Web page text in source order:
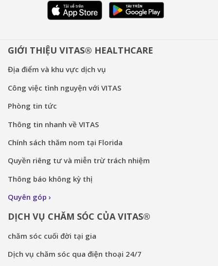
GIỚI THIỆU VITAS® HEALTHCARE
Địa điểm và khu vực dịch vụ
Công việc tình nguyện với VITAS
Phòng tin tức
Thông tin nhanh về VITAS
Chính sách thăm nom tại Florida
Quyền riêng tư và miễn trừ trách nhiệm
Thông báo không kỳ thị
Quyên góp
DỊCH VỤ CHĂM SÓC CỦA VITAS®
chăm sóc cuối đời tại gia
Dịch vụ chăm sóc qua điện thoại 24/7